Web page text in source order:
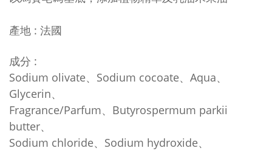
產地 : 法國
成分 :
Sodium olivate、Sodium cocoate、 Aqua、
Glycerin、
Fragrance/Parfum、 Butyrospermum parkii
butter、
Sodium chloride、 Sodium hydroxide、